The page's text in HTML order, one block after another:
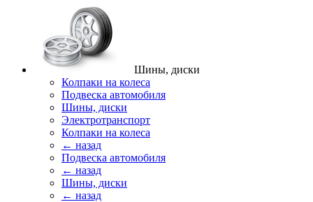
Шины, диски
Колпаки на колеса
Подвеска автомобиля
Шины, диски
Электротранспорт
Колпаки на колеса
← назад
Подвеска автомобиля
← назад
Шины, диски
← назад